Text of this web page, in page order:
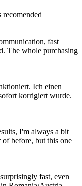
recomended
fast
The whole purchasing
Ich einen
korrigiert wurde.
I'm always a bit
of before, but this one
fast, even